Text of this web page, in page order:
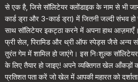
से एक है, जिसे सॉलिटेयर क्लोंडाइक के नाम से भी
कार्ड ड्रा और 3-कार्ड ड्रा) में जितनी जल्दी संभव
साथ सॉलिटेयर इकट्ठा करने में अपना हाथ
फ्री सेल, पिरामिड और थ्री ऑफ स्पेड्स जैसे अन्य
तुरंत गेम में शामिल हो जाएंगे। इस निःशुल्क
के लिए तैयार हो जाइए! अपने व्यक्तिगत खेल आँकड़ों
प्रतिशत पता करें जो खेल में आपकी महारत को